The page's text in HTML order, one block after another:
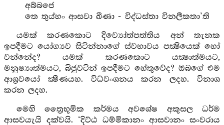
අබ්බජෙ
තෙ තුය්හං ආසවා ඛීණා - විද්ධස්තා විනලීකතා’ති
යමක් කරණකොට දිව්‍යෝත්පත්තිය අන් තැනක
ඉපදීමට යෝග්‍යව සිටින්නාගේ ස්වභාවය පක්‍ෂියෙක් හෝ
වන්නේද? යමක් කරණකොට යක්‍ෂාත්මයට,
මනුෂ්‍යාත්මයට, බිජුවටින් ඉපදීමට හේතුවේද? ඔබගේ එම
ආශ්‍රවයෝ ක්‍ෂීණයහ. විධ්වංශනය කරන ලදහ. විනාශ
කරන ලදහ.
මෙහි ත්‍රෛභූමික කර්මය අවශේෂ අකුසල ධර්ම
ආසවයැයි දක්වයි. ‘දිට්ඨ ධම්මිකානං ආසවානං සංවරාය